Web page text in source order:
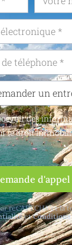
des
le droit
d'appel
reCAPTCHA et la
et